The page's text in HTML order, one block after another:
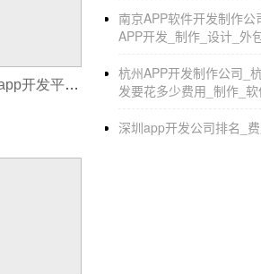
3.组建技术团队开发。这
工工资，办公室工作。一
app接入商城_傻瓜app开发平台
南京APP软件开发制作公
APP开发_制作_设计_外
杭州APP开发制作公司_
发要花多少费用_制作_
深圳app开发公司排名_